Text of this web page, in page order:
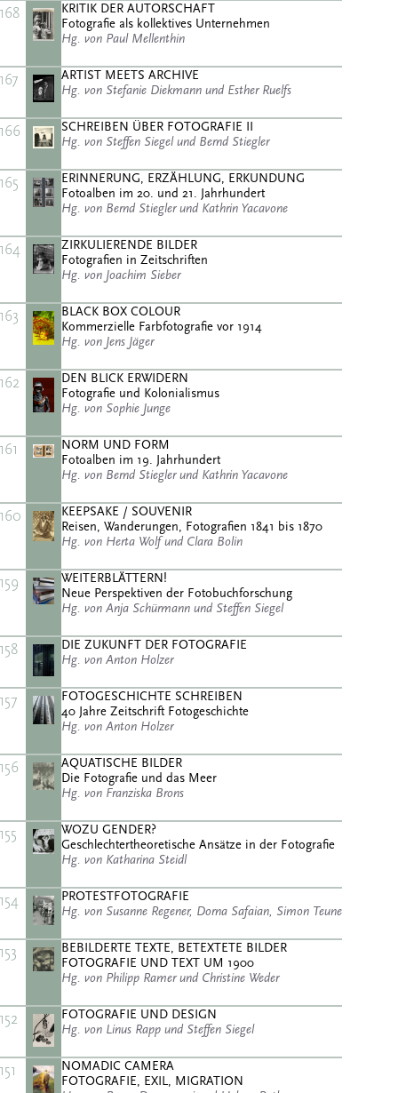
168
KRITIK DER AUTORSCHAFT
Fotografie als kollektives Unternehmen
Hg. von Paul Mellenthin
167
ARTIST MEETS ARCHIVE
Hg. von Stefanie Diekmann und Esther Ruelfs
166
SCHREIBEN ÜBER FOTOGRAFIE II
Hg. von Steffen Siegel und Bernd Stiegler
165
ERINNERUNG, ERZÄHLUNG, ERKUNDUNG
Fotoalben im 20. und 21. Jahrhundert
Hg. von Bernd Stiegler und Kathrin Yacavone
164
ZIRKULIERENDE BILDER
Fotografien in Zeitschriften
Hg. von Joachim Sieber
163
BLACK BOX COLOUR
Kommerzielle Farbfotografie vor 1914
Hg. von Jens Jäger
162
DEN BLICK ERWIDERN
Fotografie und Kolonialismus
Hg. von Sophie Junge
161
NORM UND FORM
Fotoalben im 19. Jahrhundert
Hg. von Bernd Stiegler und Kathrin Yacavone
160
KEEPSAKE / SOUVENIR
Reisen, Wanderungen, Fotografien 1841 bis 1870
Hg. von Herta Wolf und Clara Bolin
159
WEITERBLÄTTERN!
Neue Perspektiven der Fotobuchforschung
Hg. von Anja Schürmann und Steffen Siegel
158
DIE ZUKUNFT DER FOTOGRAFIE
Hg. von Anton Holzer
157
FOTOGESCHICHTE SCHREIBEN
40 Jahre Zeitschrift Fotogeschichte
Hg. von Anton Holzer
156
AQUATISCHE BILDER
Die Fotografie und das Meer
Hg. von Franziska Brons
155
WOZU GENDER?
Geschlechtertheoretische Ansätze in der Fotografie
Hg. von Katharina Steidl
154
PROTESTFOTOGRAFIE
Hg. von Susanne Regener, Dorna Safaian, Simon Teune
153
BEBILDERTE TEXTE, BETEXTETE BILDER
FOTOGRAFIE UND TEXT UM 1900
Hg. von Philipp Ramer und Christine Weder
152
FOTOGRAFIE UND DESIGN
Hg. von Linus Rapp und Steffen Siegel
151
NOMADIC CAMERA
FOTOGRAFIE, EXIL, MIGRATION